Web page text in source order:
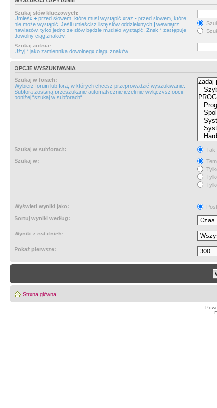
Szukaj słów kluczowych:
Umieść + przed słowem, które musi wystąpić oraz - przed słowem, które
nie może wystąpić. Jeśli umieścisz listę słów oddzielonych | wewnątrz
nawiasów, tylko jedno ze słów będzie musiało wystąpić. Znak * zastępuje
dowolny ciąg znaków.
Szukaj autora:
Użyj * jako zamiennika dowolnego ciągu znaków.
OPCJE WYSZUKIWANIA
Szukaj w forach:
Wybierz forum lub fora, w których chcesz przeprowadzić wyszukiwanie.
Subfora zostaną przeszukanie automatycznie jeżeli nie wyłączysz opcji
poniżej “szukaj w subforach“.
Szukaj w subforach:
Tak
Szukaj w:
Wyświetl wyniki jako:
Sortuj wyniki według:
Wyniki z ostatnich:
Pokaż pierwsze:
Strona główna